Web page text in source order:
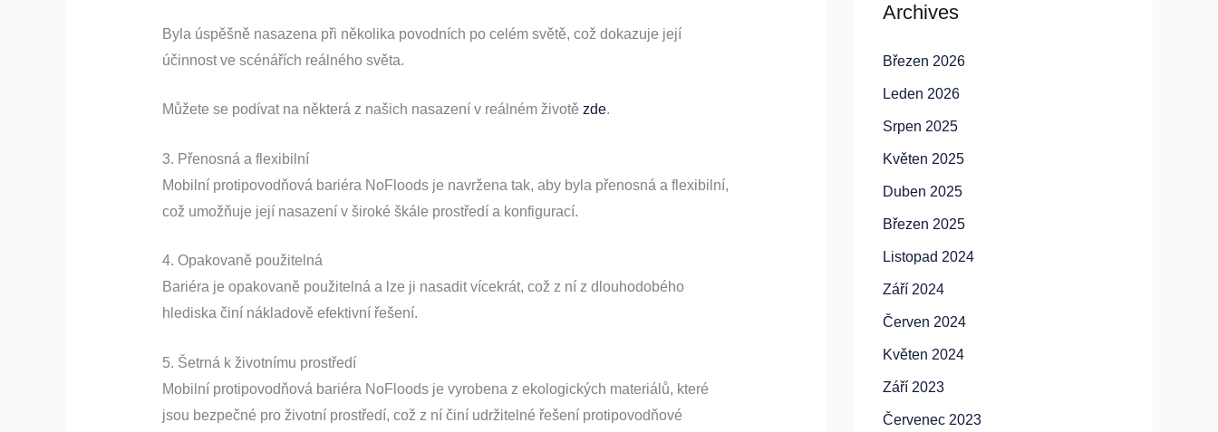
Byla úspěšně nasazena při několika povodních po celém světě, což dokazuje její
účinnost ve scénářích reálného světa.
Můžete se podívat na některá z našich nasazení v reálném životě zde.
3. Přenosná a flexibilní
Mobilní protipovodňová bariéra NoFloods je navržena tak, aby byla přenosná a flexibilní,
což umožňuje její nasazení v široké škále prostředí a konfigurací.
4. Opakovaně použitelná
Bariéra je opakovaně použitelná a lze ji nasadit vícekrát, což z ní z dlouhodobého
hlediska činí nákladově efektivní řešení.
5. Šetrná k životnímu prostředí
Mobilní protipovodňová bariéra NoFloods je vyrobena z ekologických materiálů, které
jsou bezpečné pro životní prostředí, což z ní činí udržitelné řešení protipovodňové
Archives
Březen 2026
Leden 2026
Srpen 2025
Květen 2025
Duben 2025
Březen 2025
Listopad 2024
Září 2024
Červen 2024
Květen 2024
Září 2023
Červenec 2023